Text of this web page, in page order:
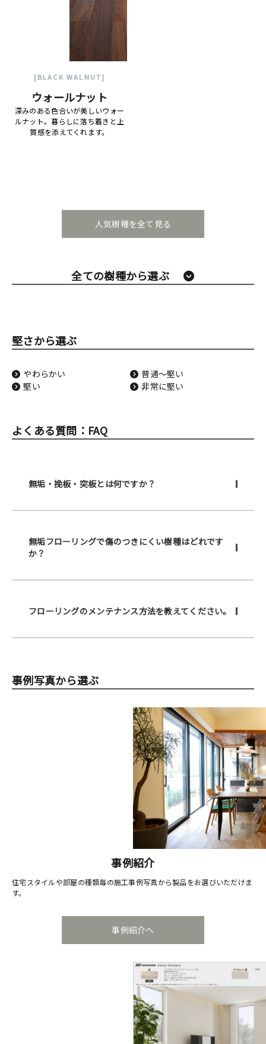
[BLACK WALNUT]
ウォールナット
深みのある色合いが美しいウォー
ルナット。暮らしに落ち着きと上
質感を添えてくれます。
人気樹種を全て見る
全ての樹種から選ぶ
堅さから選ぶ
やわらかい
普通〜堅い
堅い
非常に堅い
よくある質問：FAQ
無垢・挽板・突板とは何ですか？
無垢フローリングで傷のつきにくい樹種はどれです
か？
フローリングのメンテナンス方法を教えてください。
事例写真から選ぶ
事例紹介
住宅スタイルや部屋の種類毎の施工事例写真から製品をお選びいただけま
す。
事例紹介へ